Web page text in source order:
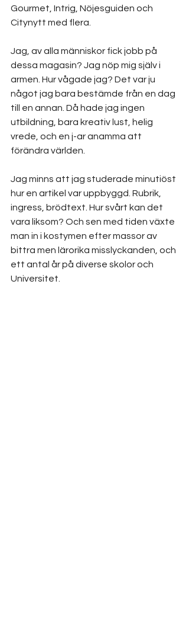
Gourmet, Intrig, Nöjesguiden och
Citynytt med flera.
Jag, av alla människor fick jobb på
dessa magasin? Jag nöp mig själv i
armen. Hur vågade jag? Det var ju
något jag bara bestämde från en dag
till en annan. Då hade jag ingen
utbildning, bara kreativ lust, helig
vrede, och en j-ar anamma att
förändra världen.
Jag minns att jag studerade minutiöst
hur en artikel var uppbyggd. Rubrik,
ingress, brödtext. Hur svårt kan det
vara liksom? Och sen med tiden växte
man in i kostymen efter massor av
bittra men lärorika misslyckanden, och
ett antal år på diverse skolor och
Universitet.